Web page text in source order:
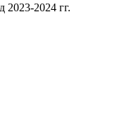
2023-2024 гг.